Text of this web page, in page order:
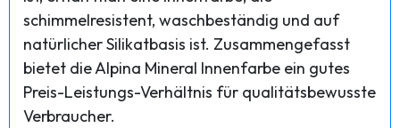
schimmelresistent, waschbeständig und auf
natürlicher Silikatbasis ist. Zusammengefasst
bietet die Alpina Mineral Innenfarbe ein gutes
Preis-Leistungs-Verhältnis für qualitätsbewusste
Verbraucher.